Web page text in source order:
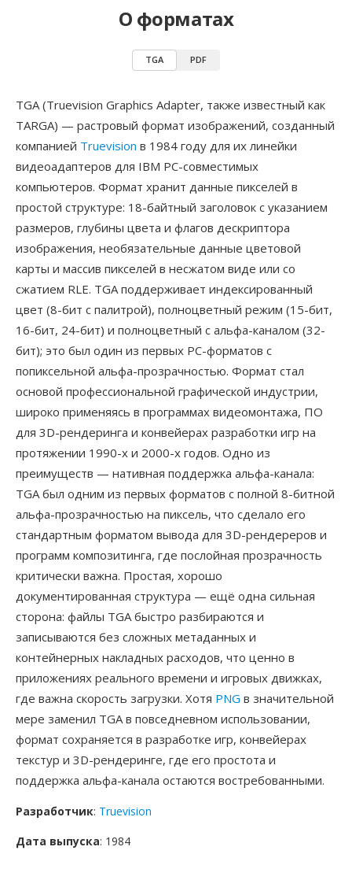
О форматах
TGA PDF
TGA (Truevision Graphics Adapter, также известный как
TARGA) — растровый формат изображений, созданный
компанией Truevision в 1984 году для их линейки
видеоадаптеров для IBM PC-совместимых
компьютеров. Формат хранит данные пикселей в
простой структуре: 18-байтный заголовок с указанием
размеров, глубины цвета и флагов дескриптора
изображения, необязательные данные цветовой
карты и массив пикселей в несжатом виде или со
сжатием RLE. TGA поддерживает индексированный
цвет (8-бит с палитрой), полноцветный режим (15-бит,
16-бит, 24-бит) и полноцветный с альфа-каналом (32-
бит); это был один из первых PC-форматов с
попиксельной альфа-прозрачностью. Формат стал
основой профессиональной графической индустрии,
широко применяясь в программах видеомонтажа, ПО
для 3D-рендеринга и конвейерах разработки игр на
протяжении 1990-х и 2000-х годов. Одно из
преимуществ — нативная поддержка альфа-канала:
TGA был одним из первых форматов с полной 8-битной
альфа-прозрачностью на пиксель, что сделало его
стандартным форматом вывода для 3D-рендереров и
программ композитинга, где послойная прозрачность
критически важна. Простая, хорошо
документированная структура — ещё одна сильная
сторона: файлы TGA быстро разбираются и
записываются без сложных метаданных и
контейнерных накладных расходов, что ценно в
приложениях реального времени и игровых движках,
где важна скорость загрузки. Хотя PNG в значительной
мере заменил TGA в повседневном использовании,
формат сохраняется в разработке игр, конвейерах
текстур и 3D-рендеринге, где его простота и
поддержка альфа-канала остаются востребованными.
Разработчик: Truevision
Дата выпуска: 1984